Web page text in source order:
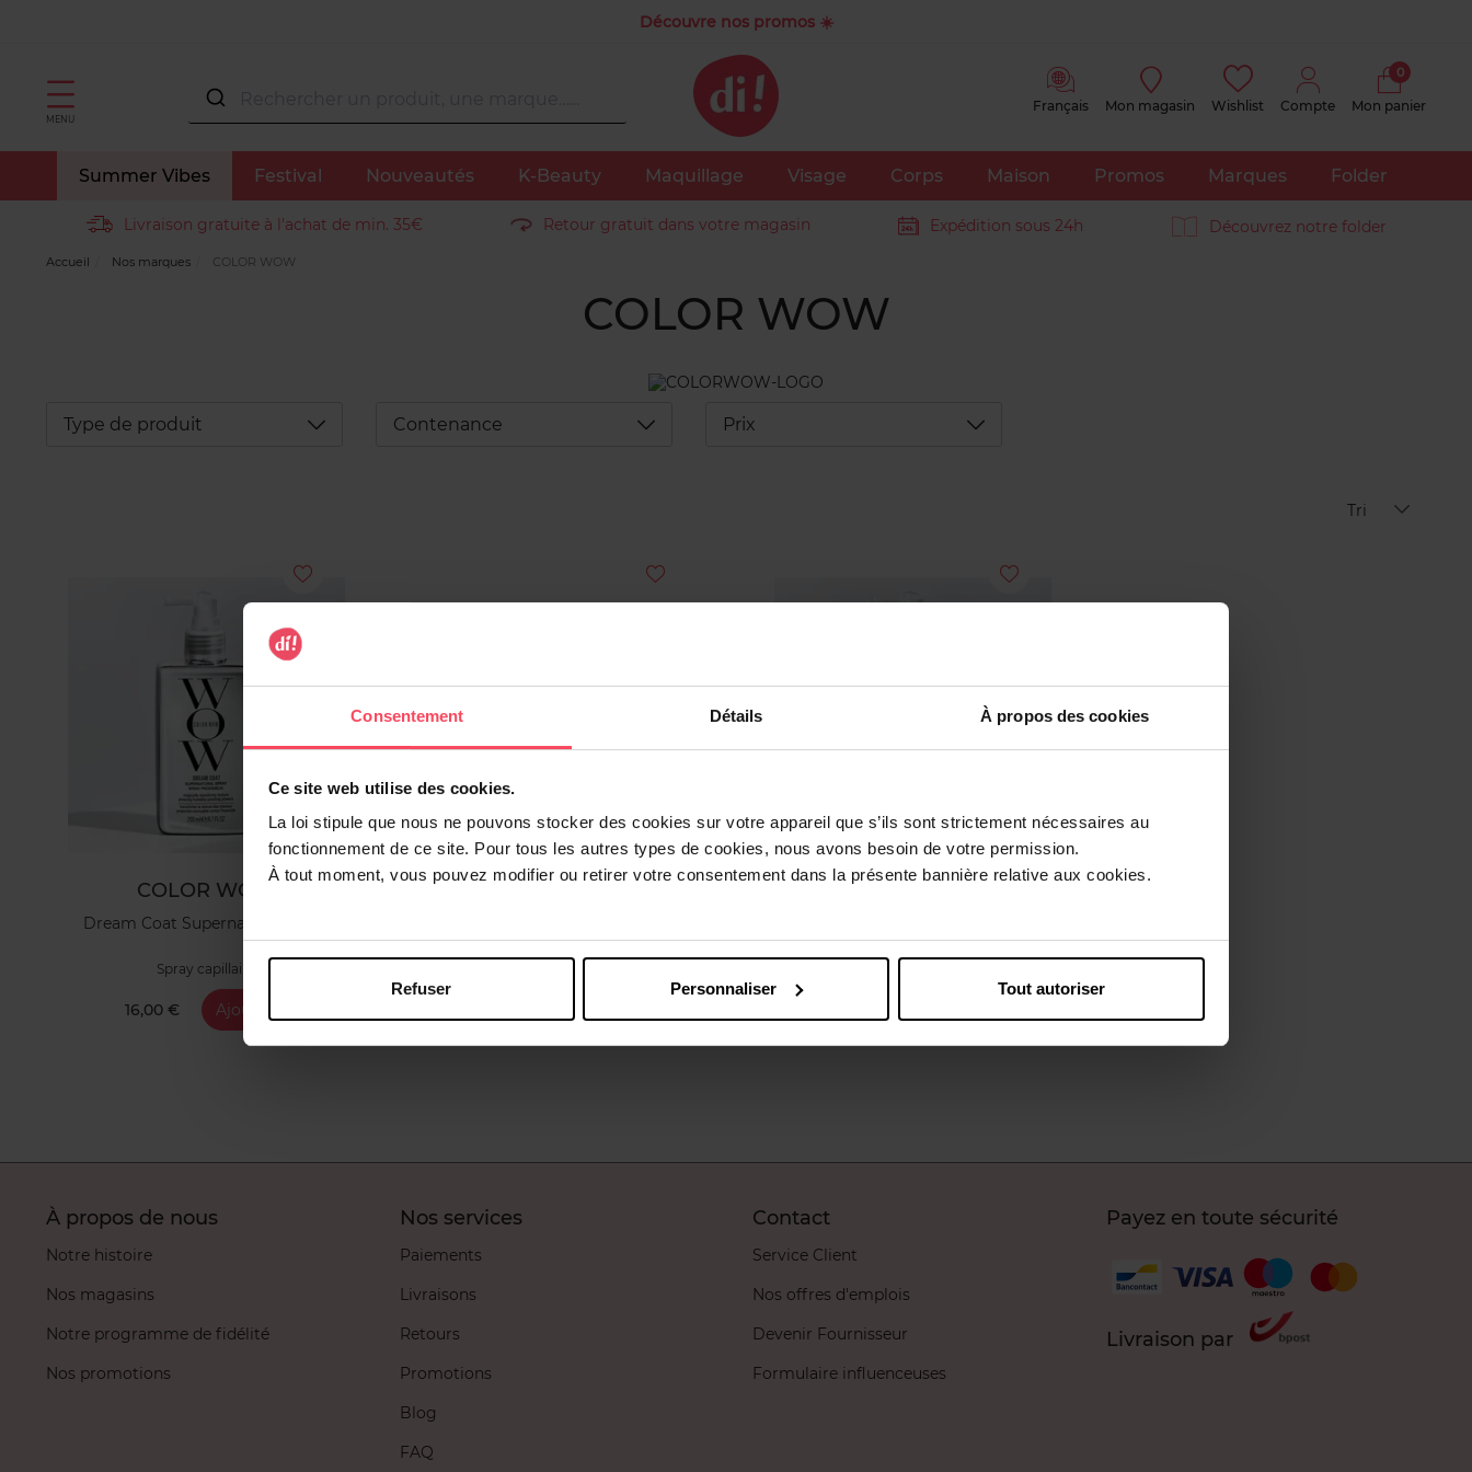
Consentement Détails À propos des cookies
Ce site web utilise des cookies.
La loi stipule que nous ne pouvons stocker des cookies sur votre appareil que s’ils sont strictement nécessaires au
fonctionnement de ce site. Pour tous les autres types de cookies, nous avons besoin de votre permission.
À tout moment, vous pouvez modifier ou retirer votre consentement dans la présente bannière relative aux cookies.
Refuser Personnaliser Tout autoriser
Découvre nos promos ☀️
MENU
Français Mon magasin Wishlist Compte Mon panier
0
Summer Vibes Festival Nouveautés K-Beauty Maquillage Visage Corps Maison Promos Marques Folder
Livraison gratuite à l'achat de min. 35€ Retour gratuit dans votre magasin Expédition sous 24h Découvrez notre folder
Accueil Nos marques COLOR WOW
COLOR WOW
Type de produit Déplier Contenance Déplier Prix Déplier
Tri
COLOR WOW
Dream Coat Supernatural Spray
Spray capillaire
16,00 € Ajouter
COLOR WOW
À propos de nous
Notre histoire
Nos magasins
Notre programme de fidélité
Nos promotions
Nos services
Paiements
Livraisons
Retours
Promotions
Blog
FAQ
Contact
Service Client
Nos offres d'emplois
Devenir Fournisseur
Formulaire influenceuses
Payez en toute sécurité
Livraison par